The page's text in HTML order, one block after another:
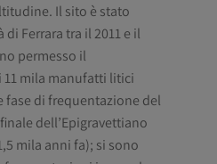
Il sito è stato
Ferrara tra il 2011 e il
permesso il
mila manufatti litici
di frequentazione del
dell’Epigravettiano
mila anni fa); si sono